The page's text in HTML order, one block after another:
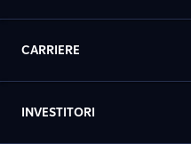
CARRIERE
INVESTITORI